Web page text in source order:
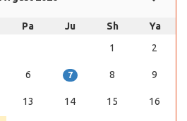
Pa Ju Sh
Ya
1
2
6 7 8 9
13 14 15 16